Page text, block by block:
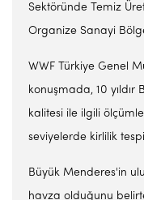
Sektöründe Temiz
Organize Sanayi
WWF Türkiye Genel
konuşmada, 10
kalitesi ile ilgili
seviyelerde kirlilik
Büyük Menderes'in
havza olduğunu